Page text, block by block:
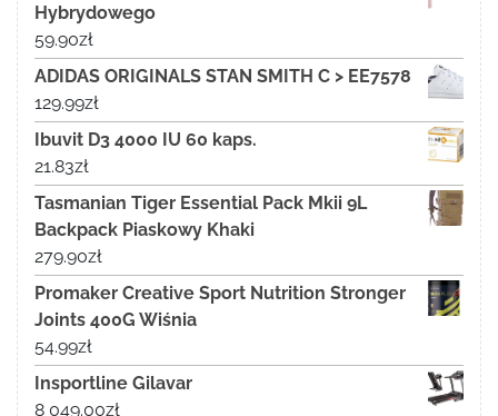
Hybrydowego
59.90zł
ADIDAS ORIGINALS STAN SMITH C > EE7578
129.99zł
Ibuvit D3 4000 IU 60 kaps.
21.83zł
Tasmanian Tiger Essential Pack Mkii 9L
Backpack Piaskowy Khaki
279.90zł
Promaker Creative Sport Nutrition Stronger
Joints 400G Wiśnia
54.99zł
Insportline Gilavar
8 049.00zł